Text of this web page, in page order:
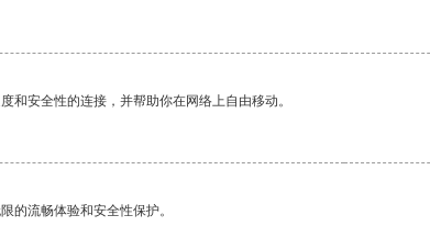
和安全性的连接，并帮助你在网络上自由移动。
的流畅体验和安全性保护。